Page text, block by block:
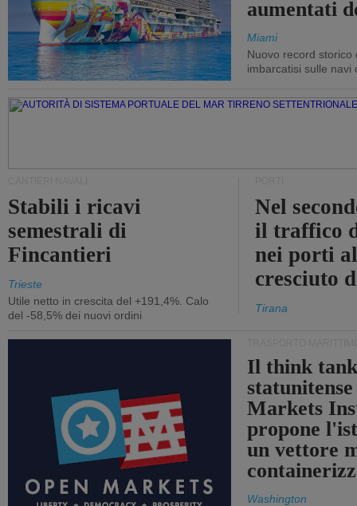
aumentati
Miami
Nuovo record storico
imbarcatisi sulle navi
Stabili i ricavi
semestrali di
Fincantieri
Trieste
Utile netto in crescita del +191,4%. Calo
del -58,5% dei nuovi ordini
Nel
il traffico
nei porti
cresciuto
Tirana
Il think
Markets
propone
un vettore
Washington